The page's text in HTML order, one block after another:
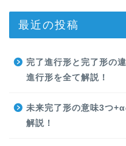
最近の投稿
完了進行形と完了形の
進行形を全て解説！
未来完了形の意味3つ
解説！